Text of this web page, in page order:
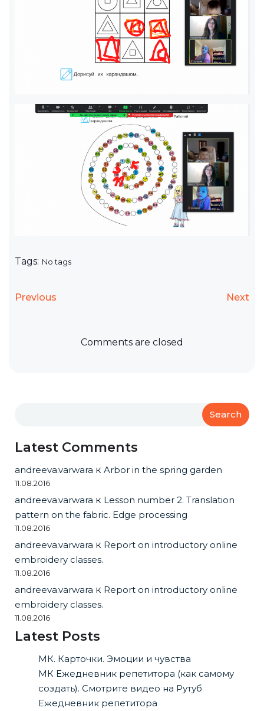
Tags: No tags
Previous Next
Comments are closed
Search
Latest Comments
andreeva.varwara к Arbor in the spring garden
11.08.2016
andreeva.varwara к Lesson number 2. Translation
pattern on the fabric. Edge processing
11.08.2016
andreeva.varwara к Report on introductory online
embroidery classes.
11.08.2016
andreeva.varwara к Report on introductory online
embroidery classes.
11.08.2016
Latest Posts
МК. Карточки. Эмоции и чувства
МК Ежедневник репетитора (как самому
создать). Смотрите видео на Рутуб
Ежедневник репетитора